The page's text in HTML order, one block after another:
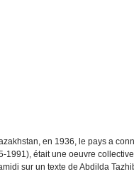
en 1936, le pays a
1991), était une oeuvre
sur un texte de Abdilda